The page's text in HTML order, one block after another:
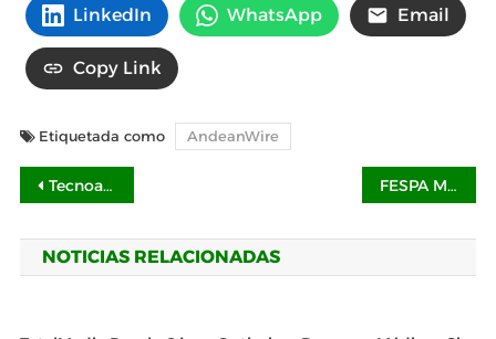
LinkedIn WhatsApp Email
Copy Link
Etiquetada como AndeanWire
Navegación
de
entradas
Tecnoagente 2025 abordará el uso de la IA para anticiparse a riesgos sísmicos FESPA Mexico 2025, impulsando la adopción de IA y nuevas tecnologías en la industria de la impresión
NOTICIAS RELACIONADAS